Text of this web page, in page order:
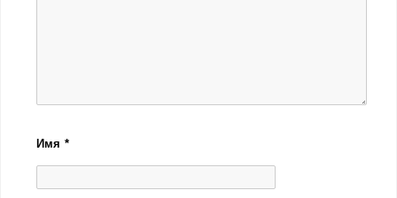
Имя*